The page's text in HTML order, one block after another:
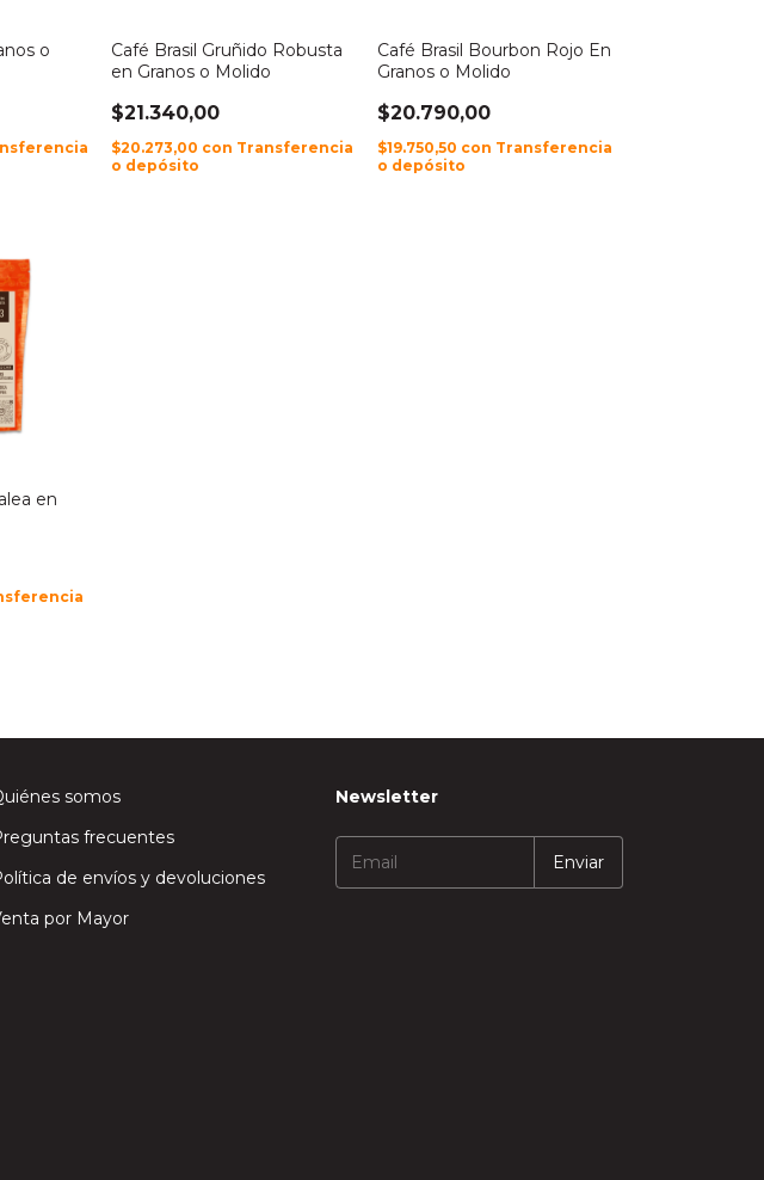
o
Café Brasil Gruñido Robusta
en Granos o Molido
$21.340,00
$20.273,00 con Transferencia
o depósito
Café Brasil Bourbon Rojo En
Granos o Molido
$20.790,00
$19.750,50 con Transferencia
o depósito
en
somos
frecuentes
de envíos y devoluciones
por Mayor
Newsletter